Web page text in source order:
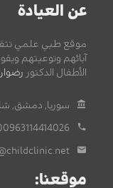
عن العيادة
موقع طبي علمي
آبائهم وتوعيتهم
الأطفال الدكتور
سوريا, دمشق,
موقعنا: